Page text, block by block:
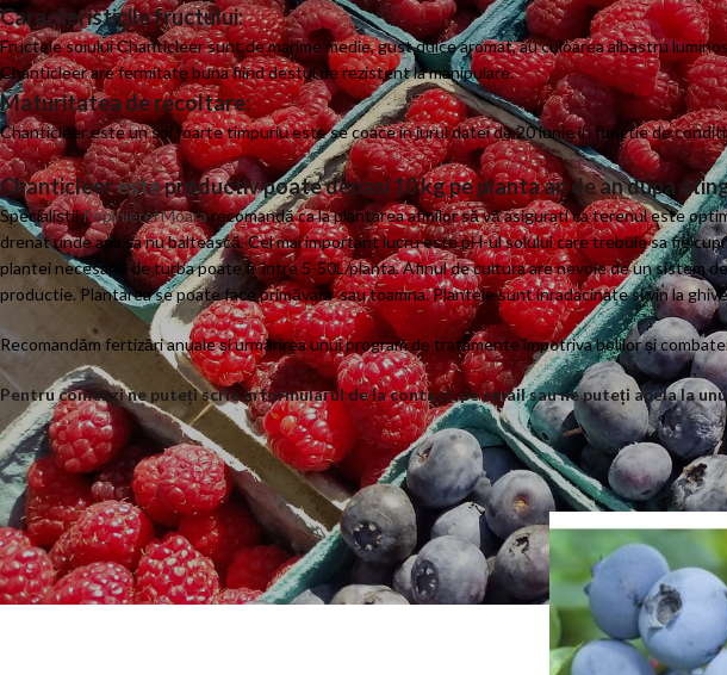
Caracteristicile fructului:
Fructele soiului Chanticleer sunt de marime medie, gust dulce aromat, au culoarea albastru
Chanticleer are fermitate buna fiind destul de rezistent la manipulare.
Maturitatea de recoltare:
Chanticleer este un soi foarte timpuriu este se coace in jurul datei de 20 iunie in functie de
Chanticleeresteproductiv poate depasi 10 kg pe planta an de an dupa
SpecialiștiiPepinierei Moararecomandă ca la plantarea afinilor să vă asigurati ca terenul este
drenat unde apa sa nu baltească. Cel mai important lucru este pH-ul solului care trebuie sa fie
plantei necesarul de turba poate fi între 5-50L/planta. Afinul de cultura are nevoie de un sistem
productie. Plantarea se poate face primăvara sau toamna. Plantele sunt inradacinate si vin la
Recomandăm fertizări anuale și urmărirea unui program de tratamente împotriva bolilor și
Pentru comenzi ne puteți scrie in formularul de la contact, pe email sau ne puteți apela la